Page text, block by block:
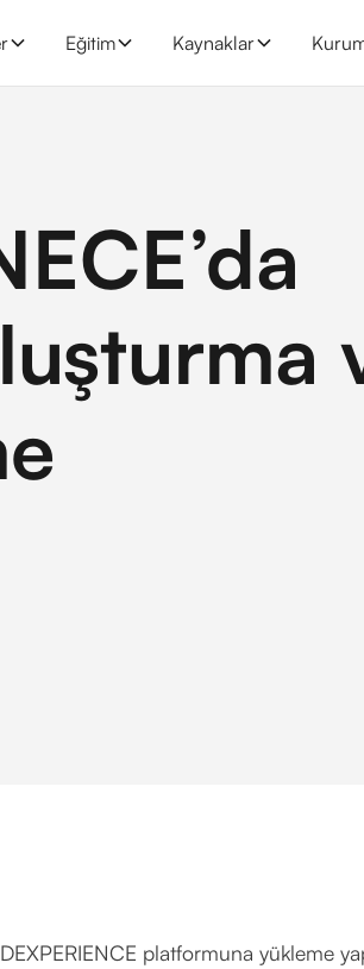
Eğitim Kaynaklar
platformuna yükleme